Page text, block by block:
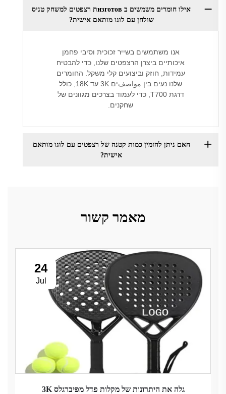
אילו חומרים משמשים ב изготовת רצפטים למשחק טניס
שולחן עם לוגו מותאם אישית?
אנו משתמשים בשייר זכוכית וסיבי פחמן
איכותיים ביצרן הרצפטים שלנו, כדי להבטיח
עמידות, חוזק וביצועים קלי משקל. החומרים
שלנו נעים בין مواصفים 3K עד 18K, כולל
דרגת T700, כדי לעמוד בצרכים מגוונים של
שחקנים.
האם ניתן להזמין כמות קטנה של רצפטים עם לוגו מותאם
אישית?
מאמר קשור
24
Jul
גלה את היתרונות של מקלות פדל מפיברגלס 3K